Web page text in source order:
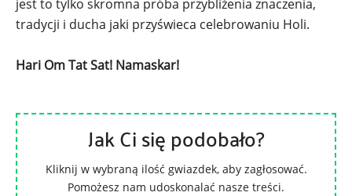
jest to tylko skromna próba przybliżenia znaczenia,
tradycji i ducha jaki przyświeca celebrowaniu Holi.
Hari Om Tat Sat! Namaskar!
Jak Ci się podobało?
Kliknij w wybraną ilość gwiazdek, aby zagłosować.
Pomożesz nam udoskonalać nasze treści.